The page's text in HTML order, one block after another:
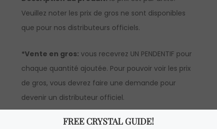
Veuillez noter les prix de gros ne sont disponibles
que pour nos distributeurs officiels.
*Vente en gros: vous recevrez UN PENDENTIF pour
chaque quantité ajoutée. Pour pouvoir voir les prix
de gros, vous devrez faire une demande pour
devenir un distributeur officiel.